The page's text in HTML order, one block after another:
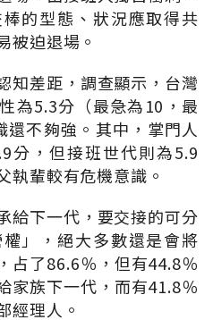
的型態、狀況應取得共
被迫退場。
知差距，調查顯示，台灣
為5.3分（最急為10，最
不夠強。其中，掌門人
分，但接班世代則為5.9
執輩較有危機意識。
給下一代，要交接的可分
」，絕大多數還是會將
占了86.6％，但有44.8％
家族下一代，而有41.8％
經理人。